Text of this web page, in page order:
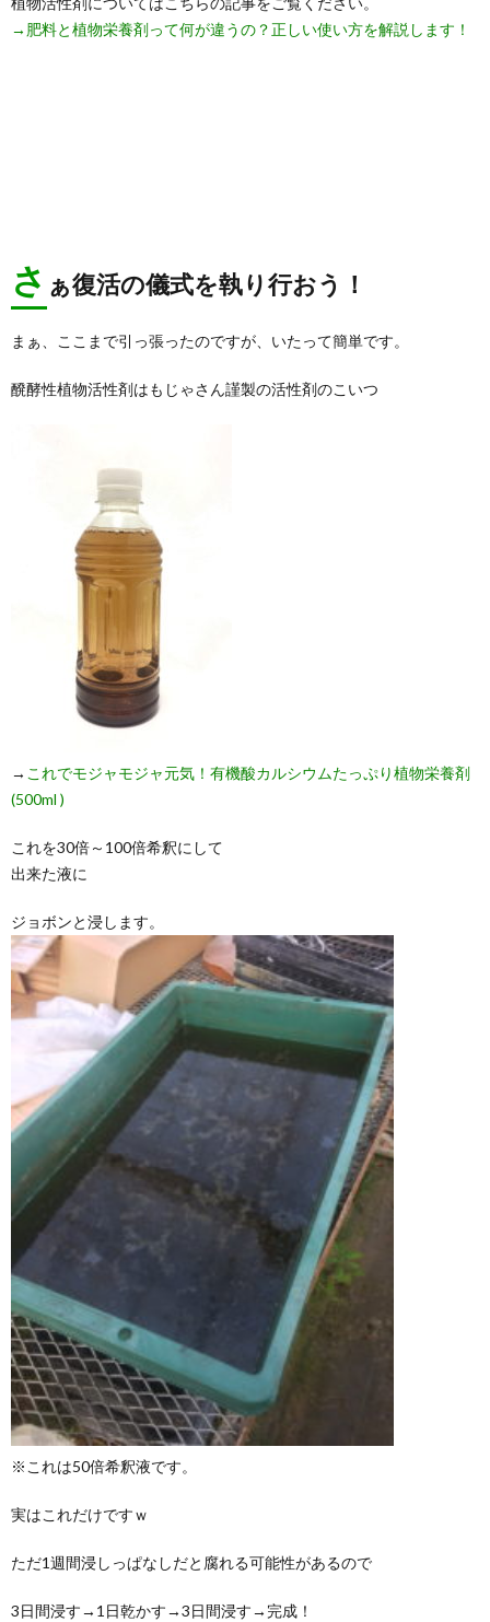
→肥料と植物栄養剤って何が違うの？正しい使い方を解説します！
さ ぁ復活の儀式を執り行おう！
まぁ、ここまで引っ張ったのですが、いたって簡単です。
醗酵性植物活性剤はもじゃさん謹製の活性剤のこいつ
→ これでモジャモジャ元気！有機酸カルシウムたっぷり植物栄養剤
(500ml )
これを30倍～100倍希釈にして
出来た液に
ジョボンと浸します。
※これは50倍希釈液です。
実はこれだけですｗ
ただ1週間浸しっぱなしだと腐れる可能性があるので
3日間浸す→1日乾かす→3日間浸す→完成！